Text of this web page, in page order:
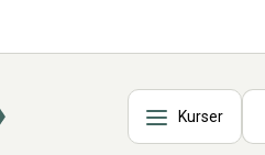
Kurser